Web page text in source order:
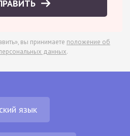
вы принимаете положение об
данных.
язык